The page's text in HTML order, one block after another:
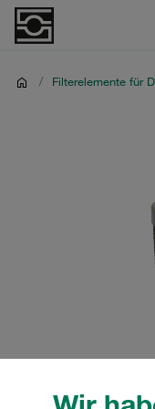
/ Filterelemente für